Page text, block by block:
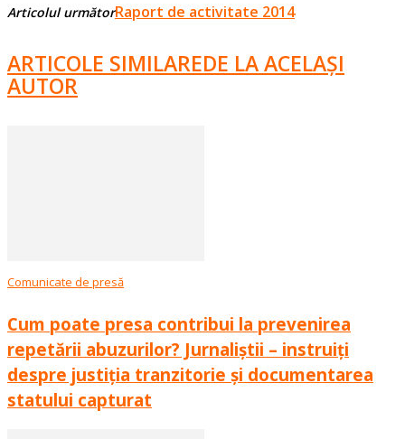
Articolul următorRaport de activitate 2014
ARTICOLE SIMILAREDE LA ACELAȘI
AUTOR
Comunicate de presă
Cum poate presa contribui la prevenirea
repetării abuzurilor? Jurnaliștii – instruiți
despre justiția tranzitorie și documentarea
statului capturat